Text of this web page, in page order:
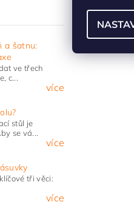
a šatnu:
ve třech
c...
více
stůl je
se vá...
více
tři věci:
více